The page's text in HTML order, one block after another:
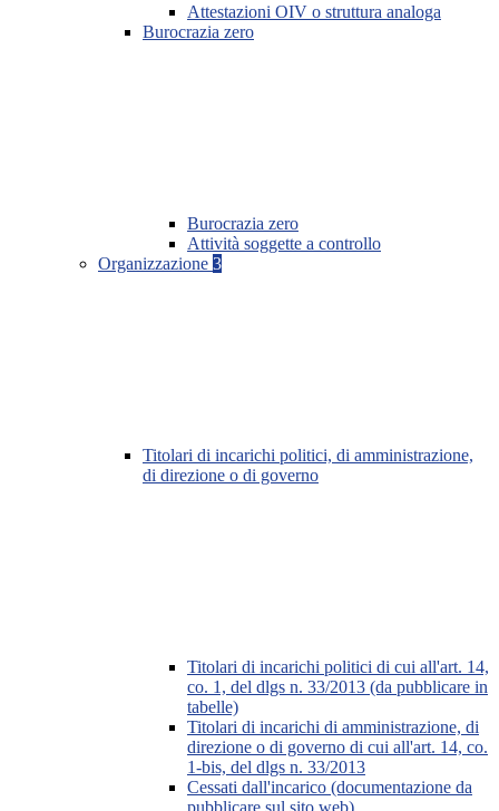
Attestazioni OIV o struttura analoga
Burocrazia zero
Burocrazia zero
Attività soggette a controllo
Organizzazione 3
Titolari di incarichi politici, di amministrazione,
di direzione o di governo
Titolari di incarichi politici di cui all'art. 14,
co. 1, del dlgs n. 33/2013 (da pubblicare in
tabelle)
Titolari di incarichi di amministrazione, di
direzione o di governo di cui all'art. 14, co.
1-bis, del dlgs n. 33/2013
Cessati dall'incarico (documentazione da